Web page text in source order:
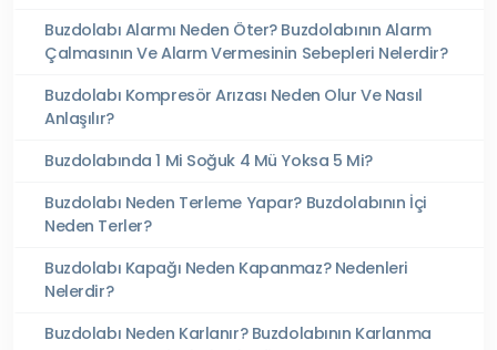
Buzdolabı Alarmı Neden Öter? Buzdolabının Alarm
Çalmasının Ve Alarm Vermesinin Sebepleri Nelerdir?
Buzdolabı Kompresör Arızası Neden Olur Ve Nasıl
Anlaşılır?
Buzdolabında 1 Mi Soğuk 4 Mü Yoksa 5 Mi?
Buzdolabı Neden Terleme Yapar? Buzdolabının İçi
Neden Terler?
Buzdolabı Kapağı Neden Kapanmaz? Nedenleri
Nelerdir?
Buzdolabı Neden Karlanır? Buzdolabının Karlanma